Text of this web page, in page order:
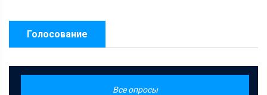
Голосование
Все опросы